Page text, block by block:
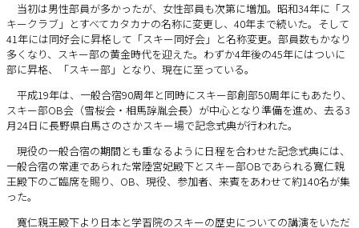
当初は男性部員が多かったが、女性部員も次第に増加。昭和34年に「ス
キークラブ」とすべてカタカナの名称に変更し、40年まで続いた。そして
41年には同好会に昇格して「スキー同好会」と名称変更。部員数もかなり
多くなり、スキー部の黄金時代を迎えた。わずか4年後の45年にはついに
部に昇格、「スキー部」となり、現在に至っている。
平成19年は、一般合宿90周年と同時にスキー部創部50周年にもあたり、
スキー部OB会（雪桜会・相馬諄胤会長）が中心となり準備を進め、去る3
月24日に長野県白馬さのさかスキー場で記念式典が行われた。
現役の一般合宿の期間とも重なるように日程を合わせた記念式典には、
一般合宿の常連であられた常陸宮妃殿下とスキー部OBであられる寛仁親
王殿下のご臨席を賜り、OB、現役、参加者、来賓をあわせて約140名が集
った。
寛仁親王殿下より日本と学習院のスキーの歴史についての講演をいただ